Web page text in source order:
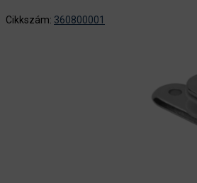
Cikkszám: 360800001